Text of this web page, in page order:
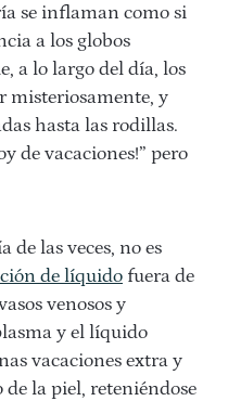
se inflaman como si
a los globos
a lo largo del día, los
misteriosamente, y
hasta las rodillas.
de vacaciones!” pero
las veces, no es
de líquido fuera de
venosos y
y el líquido
vacaciones extra y
de la piel, reteniéndose